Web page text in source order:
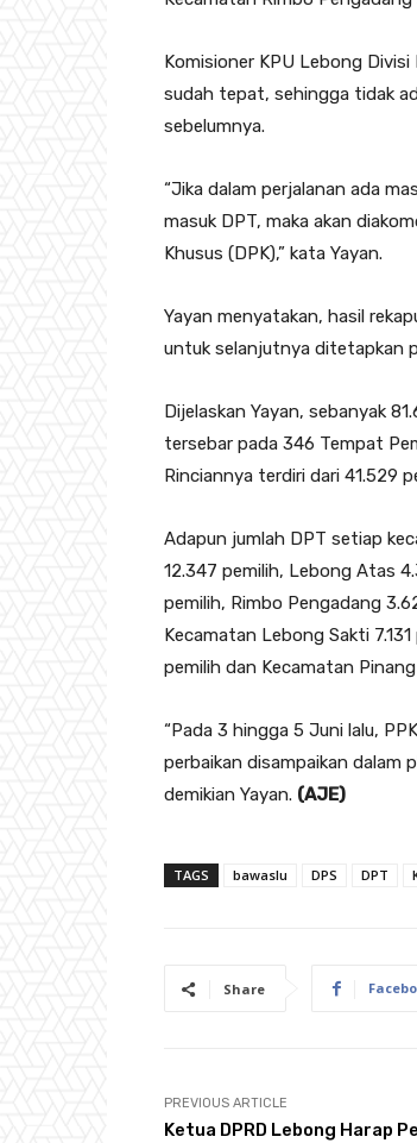
Komisioner KPU Lebong
sudah tepat, sehingga tidak
sebelumnya.
“Jika dalam perjalanan ada
masuk DPT, maka akan
Khusus (DPK),” kata Yayan.
Yayan menyatakan, hasil
untuk selanjutnya ditetapkan
Dijelaskan Yayan, sebanyak
tersebar pada 346 Tempat
Rinciannya terdiri dari 41.529
Adapun jumlah DPT setiap
12.347 pemilih, Lebong Atas
pemilih, Rimbo Pengadang
Kecamatan Lebong Sakti
pemilih dan Kecamatan
“Pada 3 hingga 5 Juni lalu,
perbaikan disampaikan dalam
demikian Yayan. (AJE)
TAGS bawaslu DPS DPT
Share
PREVIOUS ARTICLE
Ketua DPRD Lebong Harap